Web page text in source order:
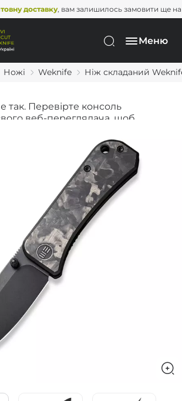
доставку, вам залишилось замовити
Меню
Ножі Weknife Ніж складаний
так. Перевірте консоль
веб-переглядача, щоб